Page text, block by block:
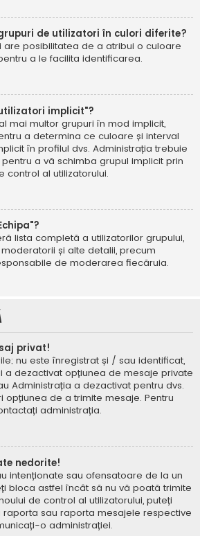
de utilizatori în culori diferite?
are posibilitatea de a atribui o culoare
a le facilita identificarea.
implicit"?
mai multor grupuri în mod implicit,
a determina ce culoare și interval
în profilul dvs. Administrația trebuie
a vă schimba grupul implicit prin
control al utilizatorului.
lista completă a utilizatorilor grupului,
și alte detalii, precum
de moderarea fiecăruia.
privat!
nu este înregistrat și / sau identificat,
a dezactivat opțiunea de mesaje private
Administrația a dezactivat pentru dvs.
opțiunea de a trimite mesaje. Pentru
administrația.
nedorite!
intenționate sau ofensatoare de la un
bloca astfel încât să nu vă poată trimite
de control al utilizatorului, puteți
raporta sau raporta mesajele respective
o administrației.